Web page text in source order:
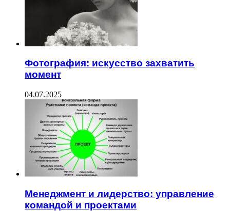
Фотография: искусство захватить
момент
04.07.2025
Менеджмент и лидерство: управление
командой и проектами